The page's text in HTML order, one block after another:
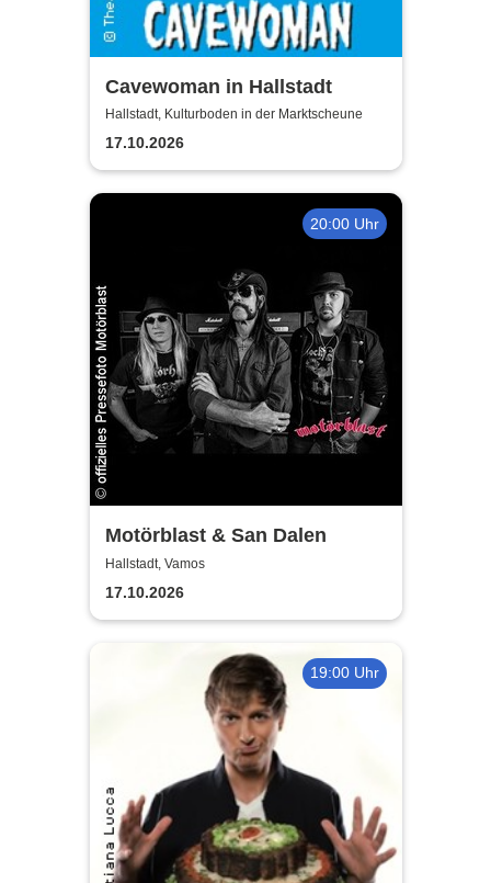
Cavewoman in Hallstadt
Hallstadt, Kulturboden in der Marktscheune
17.10.2026
20:00 Uhr
Motörblast & San Dalen
Hallstadt, Vamos
17.10.2026
19:00 Uhr